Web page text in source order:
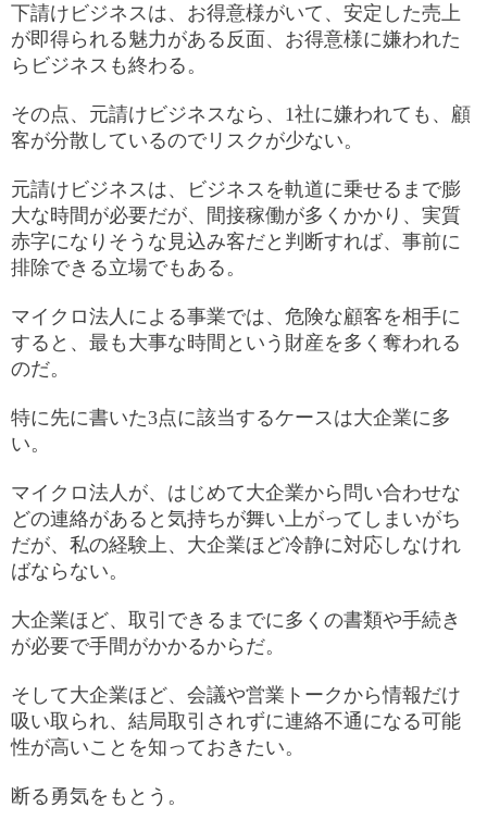
下請けビジネスは、お得意様がいて、安定した売上
が即得られる魅力がある反面、お得意様に嫌われた
らビジネスも終わる。
その点、元請けビジネスなら、1社に嫌われても、顧
客が分散しているのでリスクが少ない。
元請けビジネスは、ビジネスを軌道に乗せるまで膨
大な時間が必要だが、間接稼働が多くかかり、実質
赤字になりそうな見込み客だと判断すれば、事前に
排除できる立場でもある。
マイクロ法人による事業では、危険な顧客を相手に
すると、最も大事な時間という財産を多く奪われる
のだ。
特に先に書いた3点に該当するケースは大企業に多
い。
マイクロ法人が、はじめて大企業から問い合わせな
どの連絡があると気持ちが舞い上がってしまいがち
だが、私の経験上、大企業ほど冷静に対応しなけれ
ばならない。
大企業ほど、取引できるまでに多くの書類や手続き
が必要で手間がかかるからだ。
そして大企業ほど、会議や営業トークから情報だけ
吸い取られ、結局取引されずに連絡不通になる可能
性が高いことを知っておきたい。
断る勇気をもとう。